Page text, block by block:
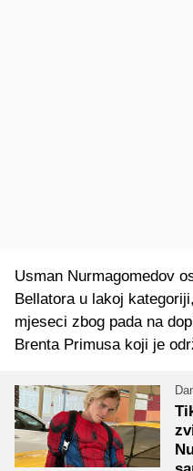
Usman Nurmagomedov
Bellatora u lakoj
mjeseci zbog pada na
Brenta Primusa koji je